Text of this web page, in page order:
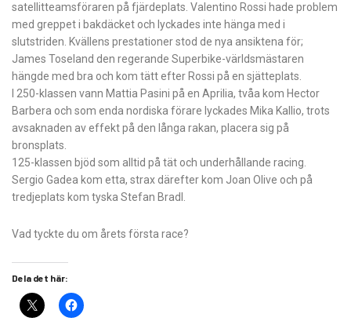
satellitteamsföraren på fjärdeplats. Valentino Rossi hade problem
med greppet i bakdäcket och lyckades inte hänga med i
slutstriden. Kvällens prestationer stod de nya ansiktena för;
James Toseland den regerande Superbike-världsmästaren
hängde med bra och kom tätt efter Rossi på en sjätteplats.
I 250-klassen vann Mattia Pasini på en Aprilia, tvåa kom Hector
Barbera och som enda nordiska förare lyckades Mika Kallio, trots
avsaknaden av effekt på den långa rakan, placera sig på
bronsplats.
125-klassen bjöd som alltid på tät och underhållande racing.
Sergio Gadea kom etta, strax därefter kom Joan Olive och på
tredjeplats kom tyska Stefan Bradl.
Vad tyckte du om årets första race?
Dela det här: